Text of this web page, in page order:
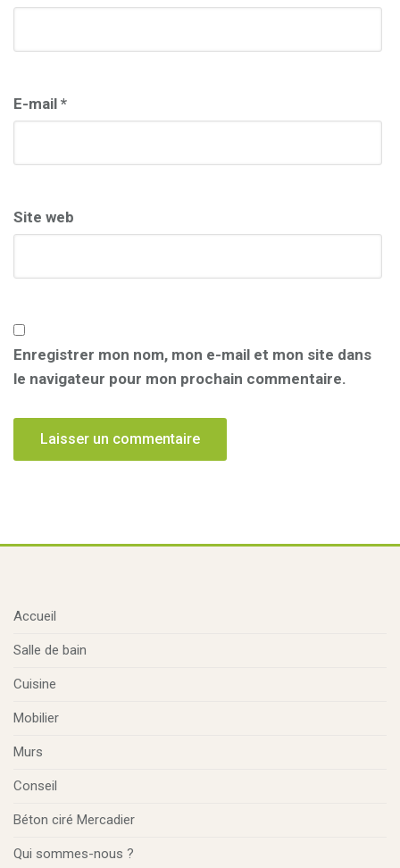
E-mail *
Site web
Enregistrer mon nom, mon e-mail et mon site dans
le navigateur pour mon prochain commentaire.
Accueil
Salle de bain
Cuisine
Mobilier
Murs
Conseil
Béton ciré Mercadier
Qui sommes-nous ?